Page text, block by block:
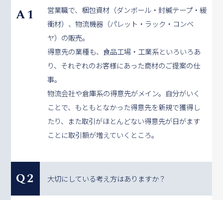
A1
営業職で、梱包資材（ダンボール・封緘テープ・緩
衝材）、物流機器（パレット・ラック・コンベ
ヤ）の販売。
得意先の業種も、食品工場・工業系といろいろあ
り、それぞれのお客様にあった商材のご提案の仕
事。
物流会社や倉庫系の得意先がメイン。自分がいく
ことで、もともとなかった得意先を新規で獲得し
たり、また取引がほとんどない得意先が日がます
ことに取引額が増えていくところ。
Q2 大切にしている考え方はありますか？